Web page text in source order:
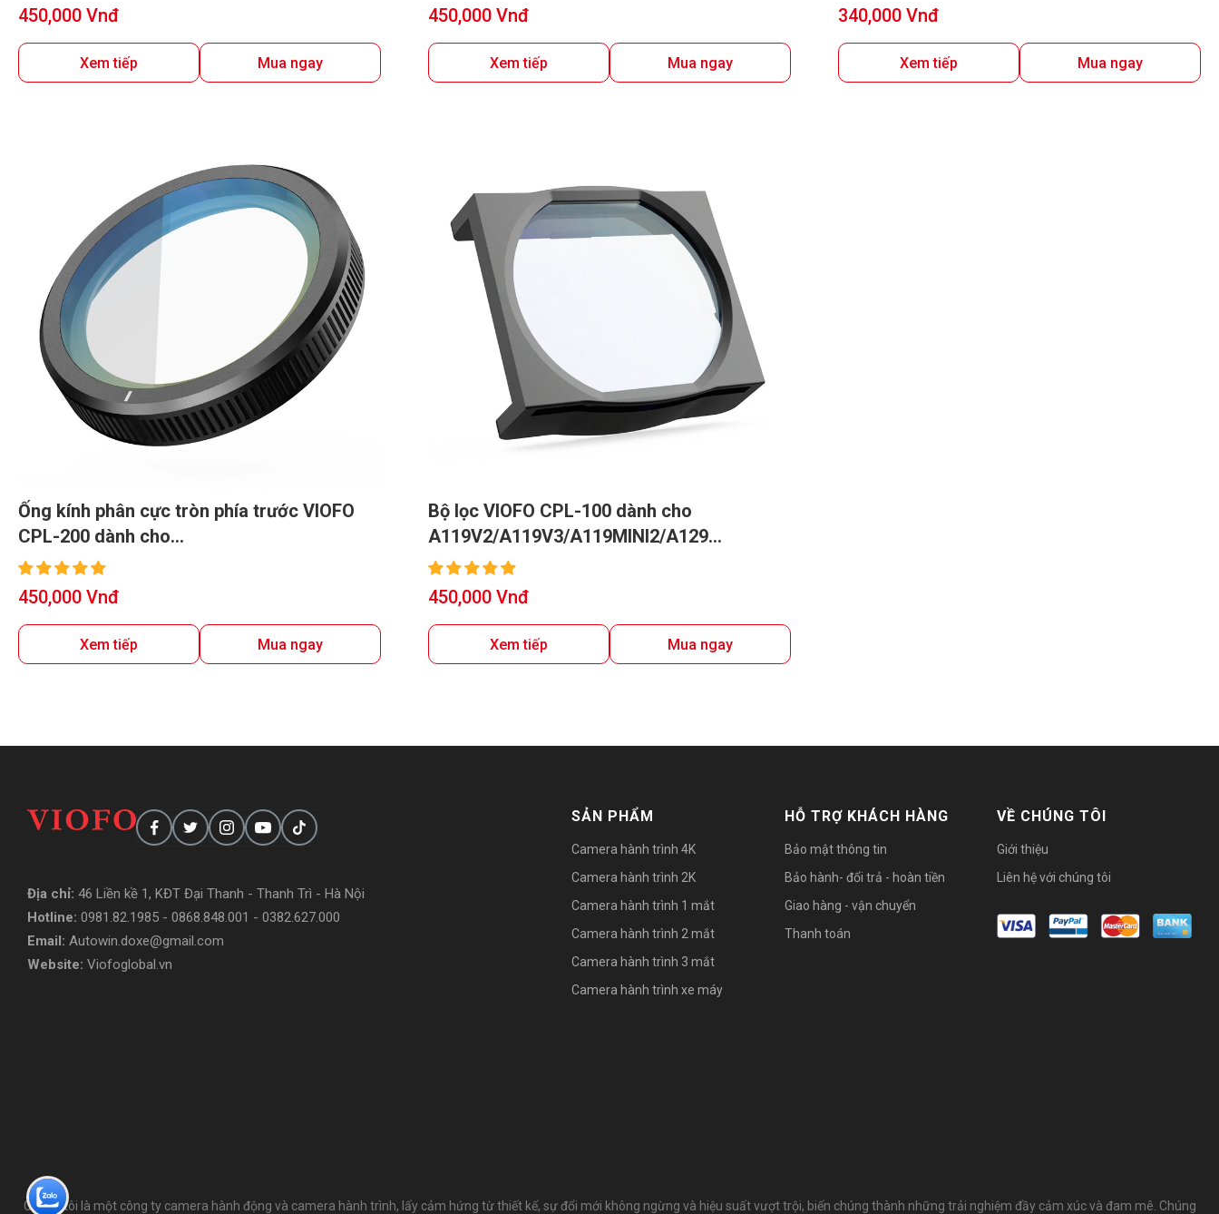
Giá
450,000 Vnđ
Xem tiếp Mua ngay
Giá
450,000 Vnđ
Xem tiếp Mua ngay
Giá
340,000 Vnđ
Xem tiếp Mua ngay
Ống kính phân cực tròn phía trước VIOFO
CPL-200 dành cho
A329S/A329/A229/A139/A139
PRO/T130/WM1
Giá
450,000 Vnđ
Xem tiếp Mua ngay
Bộ lọc VIOFO CPL-100 dành cho
A119V2/A119V3/A119MINI2/A129
Duo/A129 Pro Duo/A129 Plus Duo
Giá
450,000 Vnđ
Xem tiếp Mua ngay
Địa chỉ: 46 Liền kề 1, KĐT Đại Thanh - Thanh Trì - Hà Nội
Hotline: 0981.82.1985 - 0868.848.001 - 0382.627.000
Email: Autowin.doxe@gmail.com
Website: Viofoglobal.vn
SẢN PHẨM
Camera hành trình 4K
Camera hành trình 2K
Camera hành trình 1 mắt
Camera hành trình 2 mắt
Camera hành trình 3 mắt
Camera hành trình xe máy
HỖ TRỢ KHÁCH HÀNG
Bảo mật thông tin
Bảo hành- đổi trả - hoàn tiền
Giao hàng - vận chuyển
Thanh toán
VỀ CHÚNG TÔI
Giới thiệu
Liên hệ với chúng tôi
Chúng tôi là một công ty camera hành động và camera hành trình, lấy cảm hứng từ thiết kế, sự đổi mới không ngừng và hiệu suất vượt trội, biến chúng thành những trải nghiệm đầy cảm xúc và đam mê. Chúng